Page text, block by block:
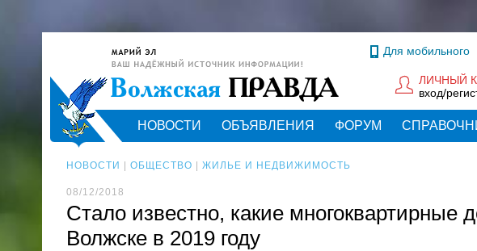
Для мобильного
ЛИЧНЫЙ
вход/
НОВОСТИ ОБЪЯВЛЕНИЯ ФОРУМ
НОВОСТИ ОБЩЕСТВО ЖИЛЬЕ И НЕДВИЖИМОСТЬ
08/12/2018
Стало известно, какие многоквартирные
Волжске в 2019 году